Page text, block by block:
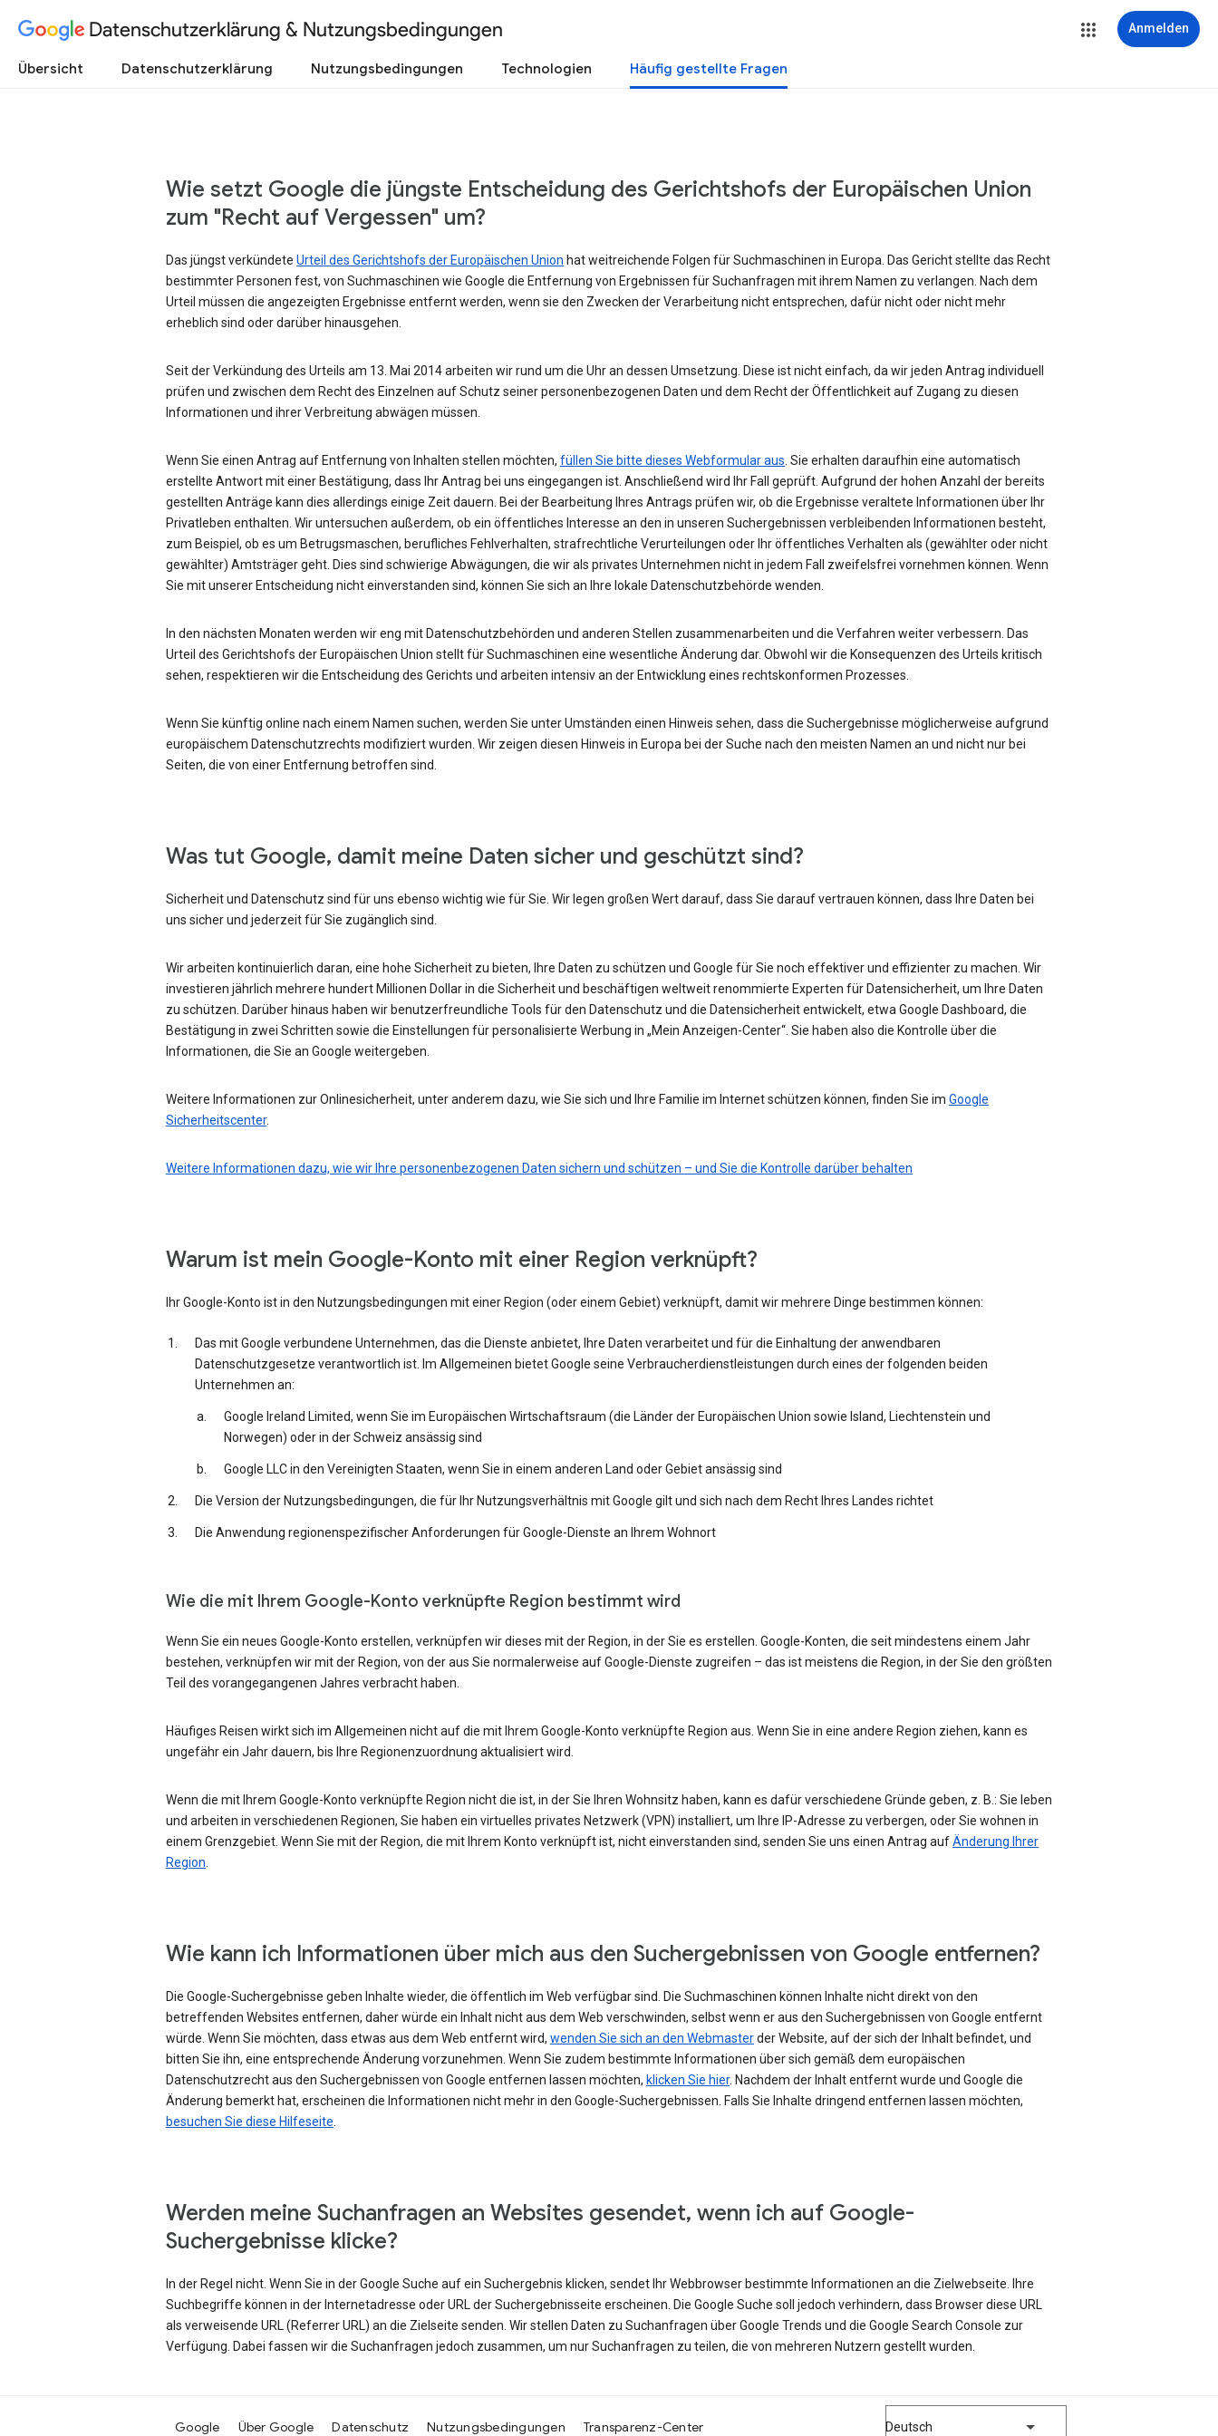
Datenschutzerklärung & Nutzungsbedingungen Anmelden
Übersicht Datenschutzerklärung Nutzungsbedingungen Technologien Häufig gestellte Fragen
Wie setzt Google die jüngste Entscheidung des Gerichtshofs der Europäischen Union
zum "Recht auf Vergessen" um?
Das jüngst verkündete Urteil des Gerichtshofs der Europäischen Union hat weitreichende Folgen für Suchmaschinen in Europa. Das Gericht stellte das Recht
bestimmter Personen fest, von Suchmaschinen wie Google die Entfernung von Ergebnissen für Suchanfragen mit ihrem Namen zu verlangen. Nach dem
Urteil müssen die angezeigten Ergebnisse entfernt werden, wenn sie den Zwecken der Verarbeitung nicht entsprechen, dafür nicht oder nicht mehr
erheblich sind oder darüber hinausgehen.
Seit der Verkündung des Urteils am 13. Mai 2014 arbeiten wir rund um die Uhr an dessen Umsetzung. Diese ist nicht einfach, da wir jeden Antrag individuell
prüfen und zwischen dem Recht des Einzelnen auf Schutz seiner personenbezogenen Daten und dem Recht der Öffentlichkeit auf Zugang zu diesen
Informationen und ihrer Verbreitung abwägen müssen.
Wenn Sie einen Antrag auf Entfernung von Inhalten stellen möchten, füllen Sie bitte dieses Webformular aus . Sie erhalten daraufhin eine automatisch
erstellte Antwort mit einer Bestätigung, dass Ihr Antrag bei uns eingegangen ist. Anschließend wird Ihr Fall geprüft. Aufgrund der hohen Anzahl der bereits
gestellten Anträge kann dies allerdings einige Zeit dauern. Bei der Bearbeitung Ihres Antrags prüfen wir, ob die Ergebnisse veraltete Informationen über Ihr
Privatleben enthalten. Wir untersuchen außerdem, ob ein öffentliches Interesse an den in unseren Suchergebnissen verbleibenden Informationen besteht,
zum Beispiel, ob es um Betrugsmaschen, berufliches Fehlverhalten, strafrechtliche Verurteilungen oder Ihr öffentliches Verhalten als (gewählter oder nicht
gewählter) Amtsträger geht. Dies sind schwierige Abwägungen, die wir als privates Unternehmen nicht in jedem Fall zweifelsfrei vornehmen können. Wenn
Sie mit unserer Entscheidung nicht einverstanden sind, können Sie sich an Ihre lokale Datenschutzbehörde wenden.
In den nächsten Monaten werden wir eng mit Datenschutzbehörden und anderen Stellen zusammenarbeiten und die Verfahren weiter verbessern. Das
Urteil des Gerichtshofs der Europäischen Union stellt für Suchmaschinen eine wesentliche Änderung dar. Obwohl wir die Konsequenzen des Urteils kritisch
sehen, respektieren wir die Entscheidung des Gerichts und arbeiten intensiv an der Entwicklung eines rechtskonformen Prozesses.
Wenn Sie künftig online nach einem Namen suchen, werden Sie unter Umständen einen Hinweis sehen, dass die Suchergebnisse möglicherweise aufgrund
europäischem Datenschutzrechts modifiziert wurden. Wir zeigen diesen Hinweis in Europa bei der Suche nach den meisten Namen an und nicht nur bei
Seiten, die von einer Entfernung betroffen sind.
Was tut Google, damit meine Daten sicher und geschützt sind?
Sicherheit und Datenschutz sind für uns ebenso wichtig wie für Sie. Wir legen großen Wert darauf, dass Sie darauf vertrauen können, dass Ihre Daten bei
uns sicher und jederzeit für Sie zugänglich sind.
Wir arbeiten kontinuierlich daran, eine hohe Sicherheit zu bieten, Ihre Daten zu schützen und Google für Sie noch effektiver und effizienter zu machen. Wir
investieren jährlich mehrere hundert Millionen Dollar in die Sicherheit und beschäftigen weltweit renommierte Experten für Datensicherheit, um Ihre Daten
zu schützen. Darüber hinaus haben wir benutzerfreundliche Tools für den Datenschutz und die Datensicherheit entwickelt, etwa Google Dashboard, die
Bestätigung in zwei Schritten sowie die Einstellungen für personalisierte Werbung in „Mein Anzeigen-Center“. Sie haben also die Kontrolle über die
Informationen, die Sie an Google weitergeben.
Weitere Informationen zur Onlinesicherheit, unter anderem dazu, wie Sie sich und Ihre Familie im Internet schützen können, finden Sie im Google
Sicherheitscenter.
Weitere Informationen dazu, wie wir Ihre personenbezogenen Daten sichern und schützen – und Sie die Kontrolle darüber behalten
Warum ist mein Google-Konto mit einer Region verknüpft?
Ihr Google-Konto ist in den Nutzungsbedingungen mit einer Region (oder einem Gebiet) verknüpft, damit wir mehrere Dinge bestimmen können:
Das mit Google verbundene Unternehmen, das die Dienste anbietet, Ihre Daten verarbeitet und für die Einhaltung der anwendbaren
Datenschutzgesetze verantwortlich ist. Im Allgemeinen bietet Google seine Verbraucherdienstleistungen durch eines der folgenden beiden
Unternehmen an:
Google Ireland Limited, wenn Sie im Europäischen Wirtschaftsraum (die Länder der Europäischen Union sowie Island, Liechtenstein und
Norwegen) oder in der Schweiz ansässig sind
Google LLC in den Vereinigten Staaten, wenn Sie in einem anderen Land oder Gebiet ansässig sind
Die Version der Nutzungsbedingungen, die für Ihr Nutzungsverhältnis mit Google gilt und sich nach dem Recht Ihres Landes richtet
Die Anwendung regionenspezifischer Anforderungen für Google-Dienste an Ihrem Wohnort
Wie die mit Ihrem Google-Konto verknüpfte Region bestimmt wird
Wenn Sie ein neues Google-Konto erstellen, verknüpfen wir dieses mit der Region, in der Sie es erstellen. Google-Konten, die seit mindestens einem Jahr
bestehen, verknüpfen wir mit der Region, von der aus Sie normalerweise auf Google-Dienste zugreifen – das ist meistens die Region, in der Sie den größten
Teil des vorangegangenen Jahres verbracht haben.
Häufiges Reisen wirkt sich im Allgemeinen nicht auf die mit Ihrem Google-Konto verknüpfte Region aus. Wenn Sie in eine andere Region ziehen, kann es
ungefähr ein Jahr dauern, bis Ihre Regionenzuordnung aktualisiert wird.
Wenn die mit Ihrem Google-Konto verknüpfte Region nicht die ist, in der Sie Ihren Wohnsitz haben, kann es dafür verschiedene Gründe geben, z. B.: Sie leben
und arbeiten in verschiedenen Regionen, Sie haben ein virtuelles privates Netzwerk (VPN) installiert, um Ihre IP-Adresse zu verbergen, oder Sie wohnen in
einem Grenzgebiet. Wenn Sie mit der Region, die mit Ihrem Konto verknüpft ist, nicht einverstanden sind, senden Sie uns einen Antrag aufÄnderung Ihrer
Region
Wie kann ich Informationen über mich aus den Suchergebnissen von Google entfernen?
Die Google-Suchergebnisse geben Inhalte wieder, die öffentlich im Web verfügbar sind. Die Suchmaschinen können Inhalte nicht direkt von den
betreffenden Websites entfernen, daher würde ein Inhalt nicht aus dem Web verschwinden, selbst wenn er aus den Suchergebnissen von Google entfernt
würde. Wenn Sie möchten, dass etwas aus dem Web entfernt wird, wenden Sie sich an den Webmasterder Website, auf der sich der Inhalt befindet, und
bitten Sie ihn, eine entsprechende Änderung vorzunehmen. Wenn Sie zudem bestimmte Informationen über sich gemäß dem europäischen
Datenschutzrecht aus den Suchergebnissen von Google entfernen lassen möchten, klicken Sie hier. Nachdem der Inhalt entfernt wurde und Google die
Änderung bemerkt hat, erscheinen die Informationen nicht mehr in den Google-Suchergebnissen. Falls Sie Inhalte dringend entfernen lassen möchten,
besuchen Sie diese Hilfeseite
Werden meine Suchanfragen an Websites gesendet, wenn ich auf Google-
Suchergebnisse klicke?
In der Regel nicht. Wenn Sie in der Google Suche auf ein Suchergebnis klicken, sendet Ihr Webbrowser bestimmte Informationen an die Zielwebseite. Ihre
Suchbegriffe können in der Internetadresse oder URL der Suchergebnisseite erscheinen. Die Google Suche soll jedoch verhindern, dass Browser diese URL
als verweisende URL (Referrer URL) an die Zielseite senden. Wir stellen Daten zu Suchanfragen über Google Trends und die Google Search Console zur
Verfügung. Dabei fassen wir die Suchanfragen jedoch zusammen, um nur Suchanfragen zu teilen, die von mehreren Nutzern gestellt wurden.
Google Über Google Datenschutz Nutzungsbedingungen Transparenz-Center Deutsch